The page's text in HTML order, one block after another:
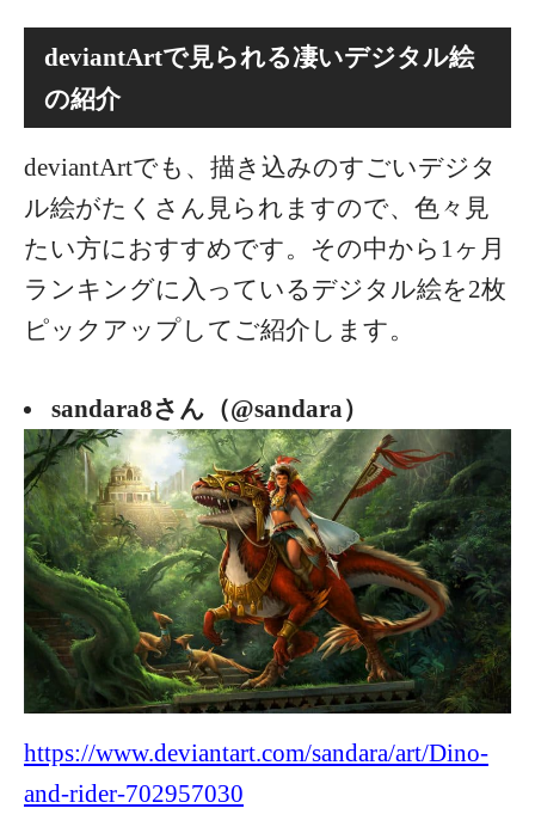
deviantArtで見られる凄いデジタル絵
の紹介
deviantArtでも、描き込みのすごいデジタ
ル絵がたくさん見られますので、色々見
たい方におすすめです。その中から1ヶ月
ランキングに入っているデジタル絵を2枚
ピックアップしてご紹介します。
sandara8さん（@sandara）
https://www.deviantart.com/sandara/art/Dino-
and-rider-702957030